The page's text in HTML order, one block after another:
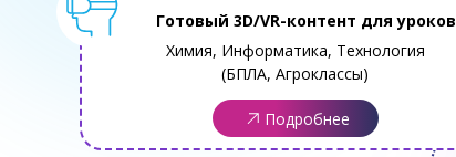
Химия, Информатика, Технология
(БПЛА, Агроклассы)
Готовый 3D/VR-контент для уроков
Подробнее